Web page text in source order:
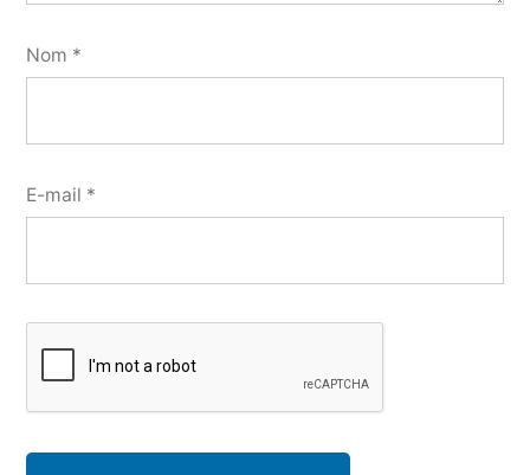
Nom *
E-mail *